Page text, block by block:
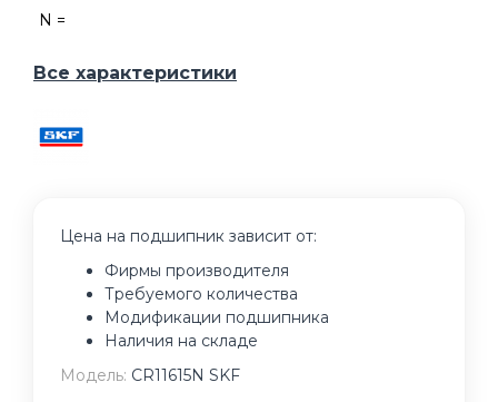
N =
Все характеристики
Цена на подшипник зависит от:
Фирмы производителя
Требуемого количества
Модификации подшипника
Наличия на складе
Модель: CR11615N SKF